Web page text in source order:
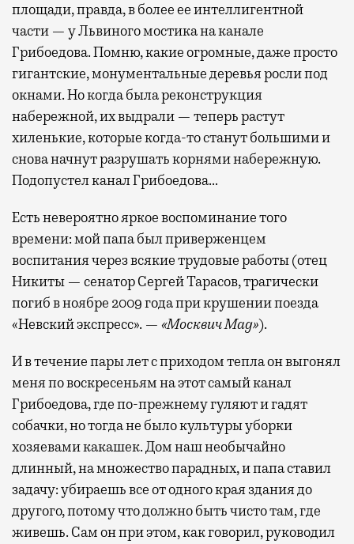
площади, правда, в более ее интеллигентной
части — у Львиного мостика на канале
Грибоедова. Помню, какие огромные, даже просто
гигантские, монументальные деревья росли под
окнами. Но когда была реконструкция
набережной, их выдрали — теперь растут
хиленькие, которые когда-то станут большими и
снова начнут разрушать корнями набережную.
Подопустел канал Грибоедова…
Есть невероятно яркое воспоминание того
времени: мой папа был приверженцем
воспитания через всякие трудовые работы (отец
Никиты — сенатор Сергей Тарасов, трагически
погиб в ноябре 2009 года при крушении поезда
«Невский экспресс». — «Москвич Mag»).
И в течение пары лет с приходом тепла он выгонял
меня по воскресеньям на этот самый канал
Грибоедова, где по-прежнему гуляют и гадят
собачки, но тогда не было культуры уборки
хозяевами какашек. Дом наш необычайно
длинный, на множество парадных, и папа ставил
задачу: убираешь все от одного края здания до
другого, потому что должно быть чисто там, где
живешь. Сам он при этом, как говорил, руководил